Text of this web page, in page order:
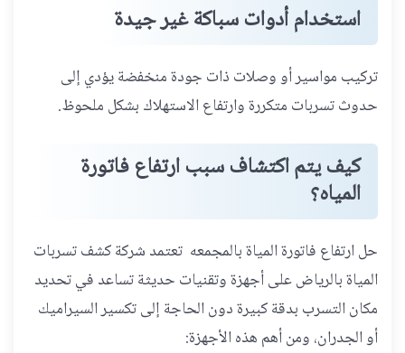
استخدام أدوات سباكة غير جيدة
تركيب مواسير أو وصلات ذات جودة منخفضة يؤدي إلى
حدوث تسربات متكررة وارتفاع الاستهلاك بشكل ملحوظ.
كيف يتم اكتشاف سبب ارتفاع فاتورة
المياه؟
حل ارتفاع فاتورة المياة بالمجمعه تعتمد شركة كشف تسربات
المياة بالرياض على أجهزة وتقنيات حديثة تساعد في تحديد
مكان التسرب بدقة كبيرة دون الحاجة إلى تكسير السيراميك
أو الجدران، ومن أهم هذه الأجهزة: